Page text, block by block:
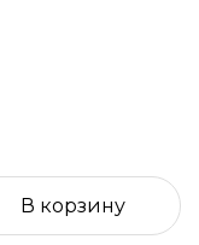
В корзину